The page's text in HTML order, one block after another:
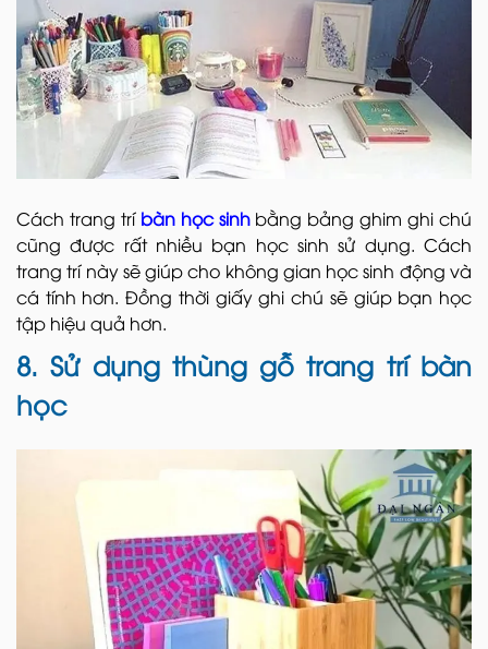
Cách trang trí bàn học sinhbằng bảng ghim ghi chú
cũng được rất nhiều bạn học sinh sử dụng. Cách
trang trí này sẽ giúp cho không gian học sinh động và
cá tính hơn. Đồng thời giấy ghi chú sẽ giúp bạn học
tập hiệu quả hơn.
8. Sử dụng thùng gỗ trang trí bàn
học